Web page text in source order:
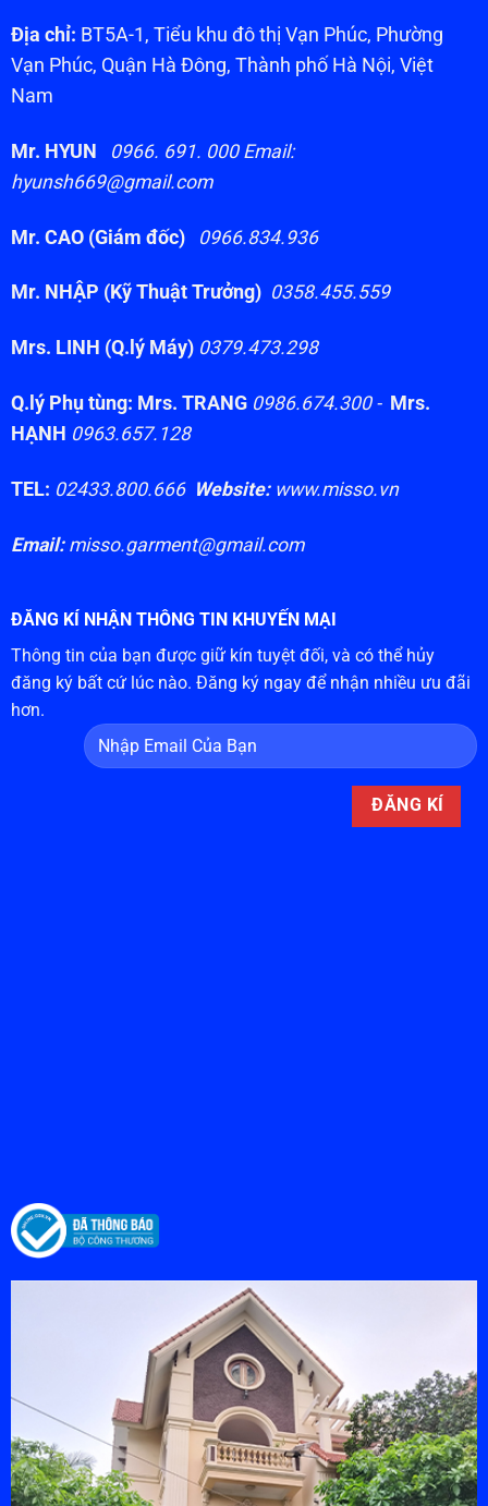
Địa chỉ: BT5A-1, Tiểu khu đô thị Vạn Phúc, Phường
Vạn Phúc, Quận Hà Đông, Thành phố Hà Nội, Việt
Nam
Mr. HYUN
0966. 691. 000 Email:
hyunsh669@gmail.com
Mr. CAO (Giám đốc) 0966.834.936
Mr. NHẬP (Kỹ Thuật Trưởng) 0358.455.559
Mrs. LINH (Q.lý Máy) 0379.473.298
Q.lý Phụ tùng: Mrs. TRANG 0986.674.300 - Mrs.
HẠNH 0963.657.128
TEL: 02433.800.666 Website:www.misso.vn
Email:misso.garment@gmail.com
ĐĂNG KÍ NHẬN THÔNG TIN KHUYẾN MẠI
Thông tin của bạn được giữ kín tuyệt đối, và có thể hủy
đăng ký bất cứ lúc nào. Đăng ký ngay để nhận nhiều ưu đãi
hơn.